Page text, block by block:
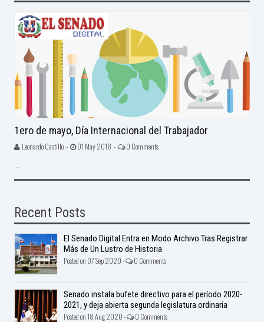
1ero de mayo, Día Internacional del Trabajador
Leonardo Castillo - 01 May 2018 - 0 Comments
Recent Posts
El Senado Digital Entra en Modo Archivo Tras Registrar
Más de Un Lustro de Historia
Posted on 07 Sep 2020 - 0 Comments
Senado instala bufete directivo para el período 2020-
2021, y deja abierta segunda legislatura ordinaria
Posted on 18 Aug 2020 - 0 Comments